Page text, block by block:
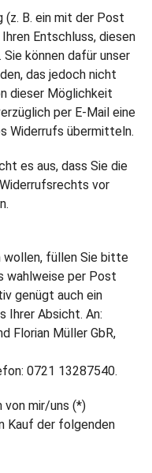
(z. B. ein mit der Post
Entschluss, diesen
können dafür unser
das jedoch nicht
dieser Möglichkeit
per E-Mail eine
Widerrufs übermitteln.
es aus, dass Sie die
vor
wollen, füllen Sie bitte
wahlweise per Post
genügt auch ein
Ihrer Absicht. An:
Florian Müller GbR,
0721 13287540.
von mir/uns (*)
Kauf der folgenden